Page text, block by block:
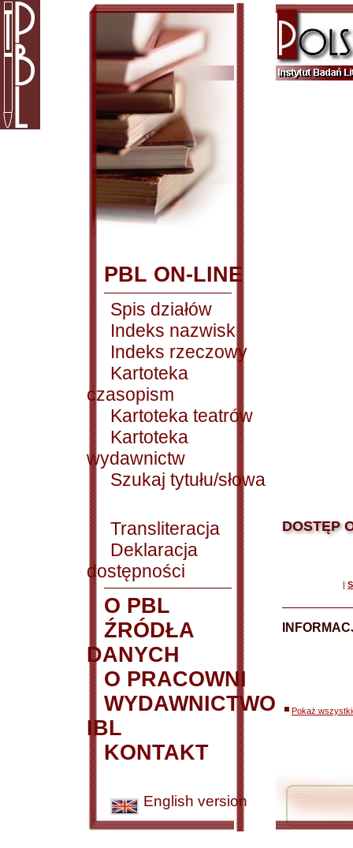
PBL ON-LINE
Spis działów
Indeks nazwisk
Indeks rzeczowy
Kartoteka
czasopism
Kartoteka teatrów
Kartoteka
wydawnictw
Szukaj tytułu/słowa
Transliteracja
Deklaracja
dostępności
O PBL
ŹRÓDŁA
DANYCH
O PRACOWNI
WYDAWNICTWO
IBL
KONTAKT
English version
DOSTĘP
|
Pokaż